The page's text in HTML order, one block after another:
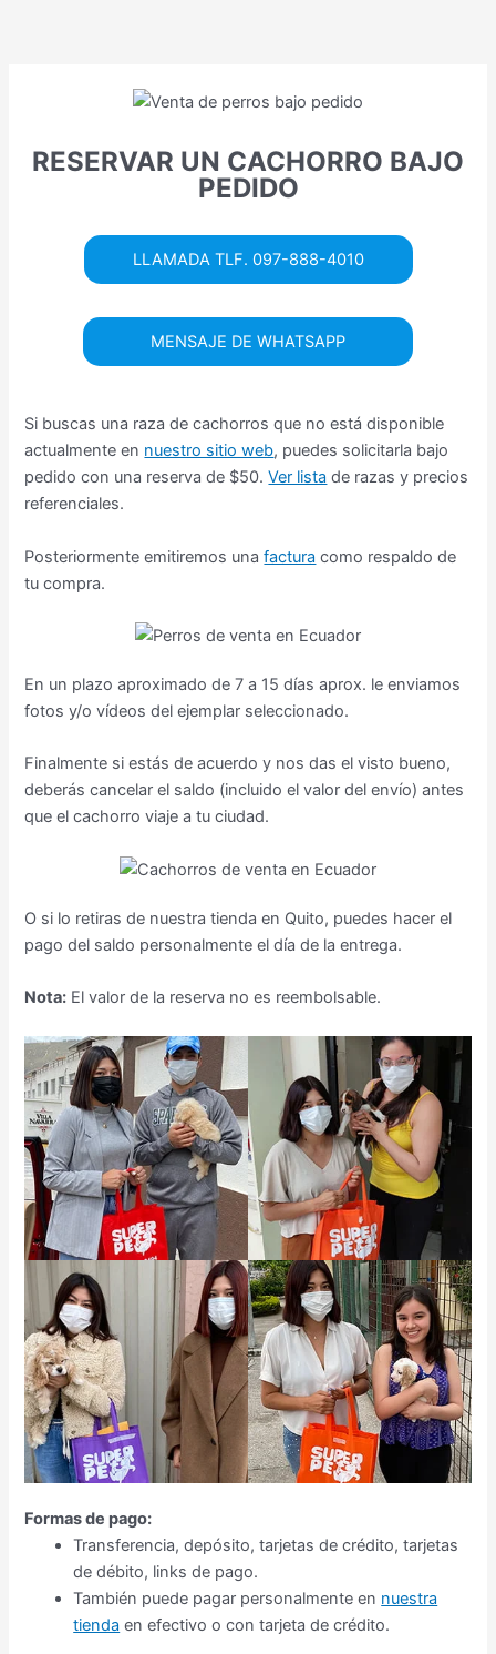
RESERVAR UN CACHORRO BAJO
PEDIDO
LLAMADA TLF. 097-888-4010
MENSAJE DE WHATSAPP
Si buscas una raza de cachorros que no está disponible
actualmente en nuestro sitio web, puedes solicitarla bajo
pedido con una reserva de $50.Ver lista de razas y precios
referenciales.
Posteriormente emitiremos unafactura como respaldo de
tu compra.
En un plazo aproximado de 7 a 15 días aprox. le enviamos
fotos y/o vídeos del ejemplar seleccionado.
Finalmente si estás de acuerdo y nos das el visto bueno,
deberás cancelar el saldo (incluido el valor del envío) antes
que el cachorro viaje a tu ciudad.
O si lo retiras de nuestra tienda en Quito, puedes hacer el
pago del saldo personalmente el día de la entrega.
Nota: El valor de la reserva no es reembolsable.
Formas de pago:
Transferencia, depósito, tarjetas de crédito, tarjetas
de débito, links de pago.
También puede pagar personalmente en nuestra
tienda en efectivo o con tarjeta de crédito.